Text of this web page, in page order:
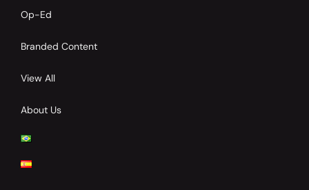
Op-Ed
Branded Content
View All
About Us